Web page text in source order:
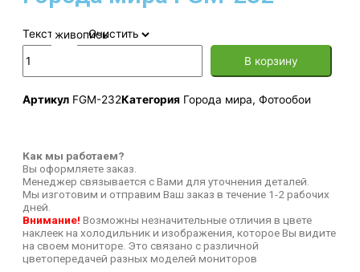
Текстура Очистить
В корзину
Артикул FGM-232Категория Города мира, Фотообои
Как мы работаем?
Вы оформляете заказ.
Менеджер связывается с Вами для уточнения деталей.
Мы изготовим и отправим Ваш заказ в течение 1-2 рабочих
дней.
Внимание! Возможны незначительные отличия в цвете
наклеек на холодильник и изображения, которое Вы видите
на своем мониторе. Это связано с различной
цветопередачей разных моделей мониторов